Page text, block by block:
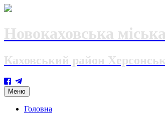
Новокаховська
Каховський район
Меню Skip
to
content
Головна